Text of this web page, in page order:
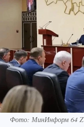
Фото: МинИнформ 64 Z